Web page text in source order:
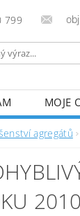
799
MOJE
agregátů